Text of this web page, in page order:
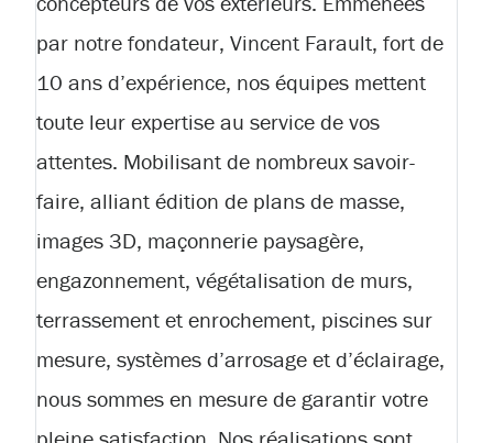
par notre fondateur, Vincent Farault, fort de
10 ans d’expérience, nos équipes mettent
toute leur expertise au service de vos
attentes. Mobilisant de nombreux savoir-
faire, alliant édition de plans de masse,
images 3D, maçonnerie paysagère,
engazonnement, végétalisation de murs,
terrassement et enrochement, piscines sur
mesure, systèmes d’arrosage et d’éclairage,
nous sommes en mesure de garantir votre